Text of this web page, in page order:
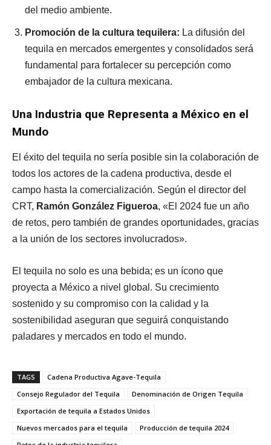
del medio ambiente.
Promoción de la cultura tequilera: La difusión del
tequila en mercados emergentes y consolidados será
fundamental para fortalecer su percepción como
embajador de la cultura mexicana.
Una Industria que Representa a México en el
Mundo
El éxito del tequila no sería posible sin la colaboración de
todos los actores de la cadena productiva, desde el
campo hasta la comercialización. Según el director del
CRT, Ramón González Figueroa, «El 2024 fue un año
de retos, pero también de grandes oportunidades, gracias
a la unión de los sectores involucrados».
El tequila no solo es una bebida; es un ícono que
proyecta a México a nivel global. Su crecimiento
sostenido y su compromiso con la calidad y la
sostenibilidad aseguran que seguirá conquistando
paladares y mercados en todo el mundo.
TAGS
Cadena Productiva Agave-Tequila
Consejo Regulador del Tequila
Denominación de Origen Tequila
Exportación de tequila a Estados Unidos
Nuevos mercados para el tequila
Producción de tequila 2024